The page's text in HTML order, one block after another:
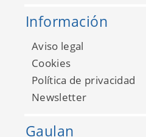
Información
Aviso legal
Cookies
Política de privacidad
Newsletter
Gaulan